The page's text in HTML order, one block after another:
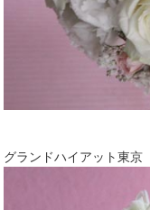
グランドハイアット東京